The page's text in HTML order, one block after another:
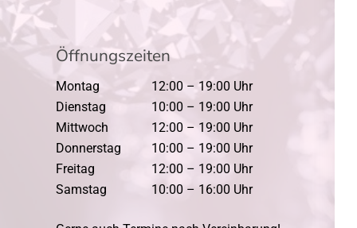
Öffnungszeiten
Montag
12:00 – 19:00 Uhr
Dienstag
10:00 – 19:00 Uhr
Mittwoch
12:00 – 19:00 Uhr
Donnerstag
10:00 – 19:00 Uhr
Freitag
12:00 – 19:00 Uhr
Samstag
10:00 – 16:00 Uhr